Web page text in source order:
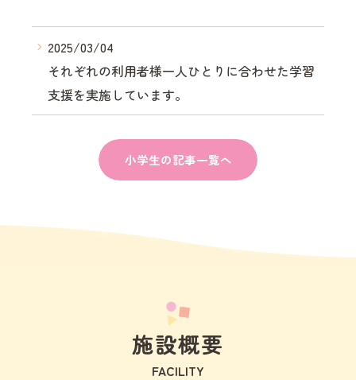
2025/03/04
それぞれの利用者様一人ひとりに合わせた学習
支援を実施しています。
小学生の記事一覧へ
施設概要
FACILITY